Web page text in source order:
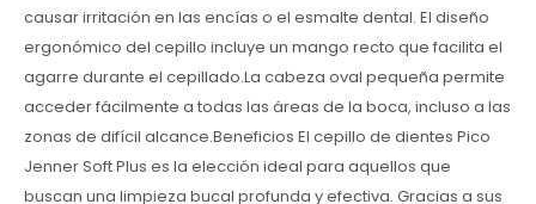
causar irritación en las encías o el esmalte dental. El diseño
ergonómico del cepillo incluye un mango recto que facilita el
agarre durante el cepillado.La cabeza oval pequeña permite
acceder fácilmente a todas las áreas de la boca, incluso a las
zonas de difícil alcance.Beneficios El cepillo de dientes Pico
Jenner Soft Plus es la elección ideal para aquellos que
buscan una limpieza bucal profunda y efectiva. Gracias a sus